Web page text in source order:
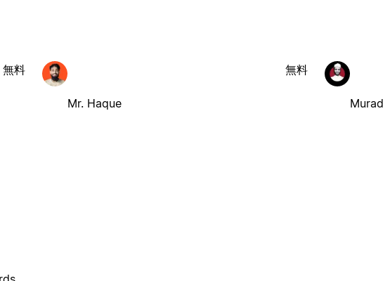
無料
Mr. Haque
無料
Murad